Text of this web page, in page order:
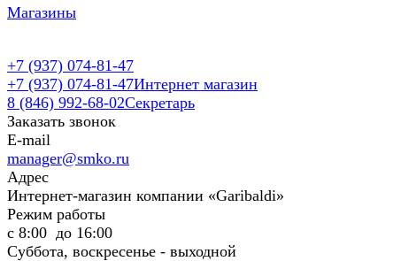
Магазины
+7 (937) 074-81-47
+7 (937) 074-81-47Интернет магазин
8 (846) 992-68-02Секретарь
Заказать звонок
E-mail
manager@smko.ru
Адрес
Интернет-магазин компании «Garibaldi»
Режим работы
с 8:00 до 16:00
Суббота, воскресенье - выходной